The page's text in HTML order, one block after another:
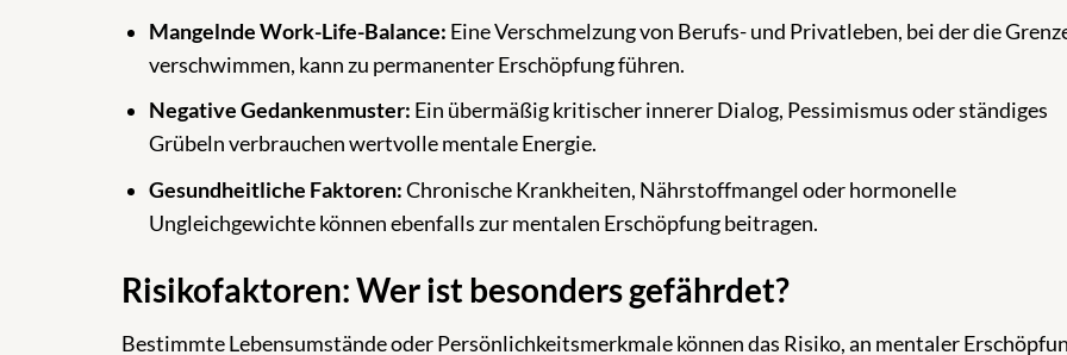
Mangelnde Work-Life-Balance: Eine Verschmelzung von Berufs- und Privatleben, bei der die
verschwimmen, kann zu permanenter Erschöpfung führen.
Negative Gedankenmuster: Ein übermäßig kritischer innerer Dialog, Pessimismus oder ständiges
Grübeln verbrauchen wertvolle mentale Energie.
Gesundheitliche Faktoren:Chronische Krankheiten, Nährstoffmangel oder hormonelle
Ungleichgewichte können ebenfalls zur mentalen Erschöpfung beitragen.
Risikofaktoren: Wer ist besonders gefährdet?
Bestimmte Lebensumstände oder Persönlichkeitsmerkmale können das Risiko, an mentaler